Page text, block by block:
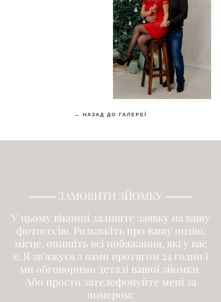
← НАЗАД ДО ГАЛЕРЕЇ
——— ЗАМОВИТИ ЗЙОМКУ ———
У цьому віконці залиште заявку на вашу
фотосесію. Розкажіть про вашу подію,
місце, опишіть всі побажання, які у вас
є. Я зв'яжуся з вами протягом 24 годин і
ми обговоримо деталі вашої зйомки.
Або просто зателефонуйте мені за
номером: